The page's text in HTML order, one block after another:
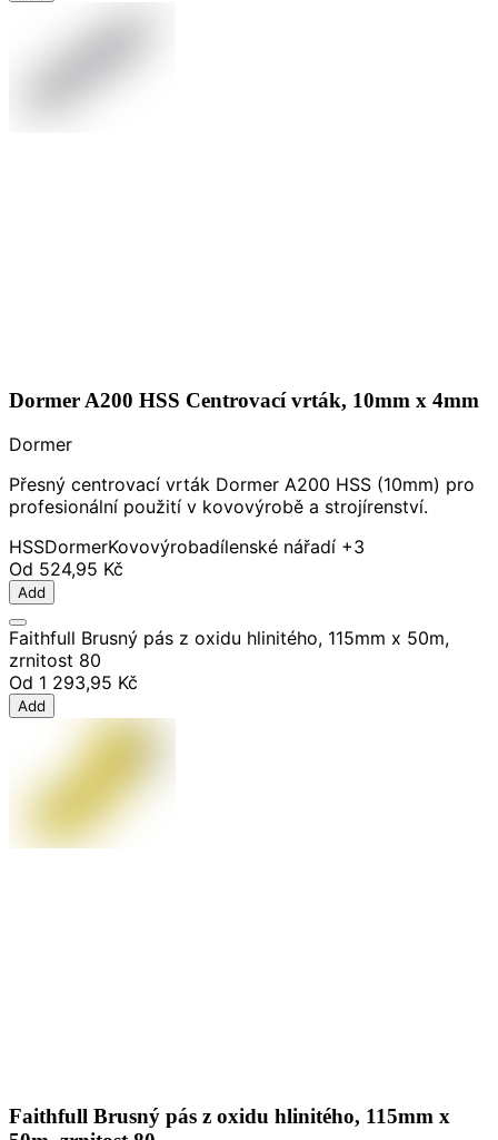
Dormer A200 HSS Centrovací vrták, 10mm x 4mm
Dormer
Přesný centrovací vrták Dormer A200 HSS (10mm) pro
profesionální použití v kovovýrobě a strojírenství.
HSSDormerKovovýrobadílenské nářadí +3
Od 524,95 Kč
Add
Faithfull Brusný pás z oxidu hlinitého, 115mm x 50m,
zrnitost 80
Od 1 293,95 Kč
Add
Faithfull Brusný pás z oxidu hlinitého, 115mm x